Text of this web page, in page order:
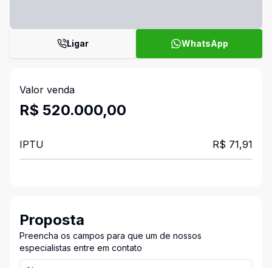
Ligar WhatsApp
Valor venda
R$ 520.000,00
IPTU R$ 71,91
Proposta
Preencha os campos para que um de nossos
especialistas entre em contato